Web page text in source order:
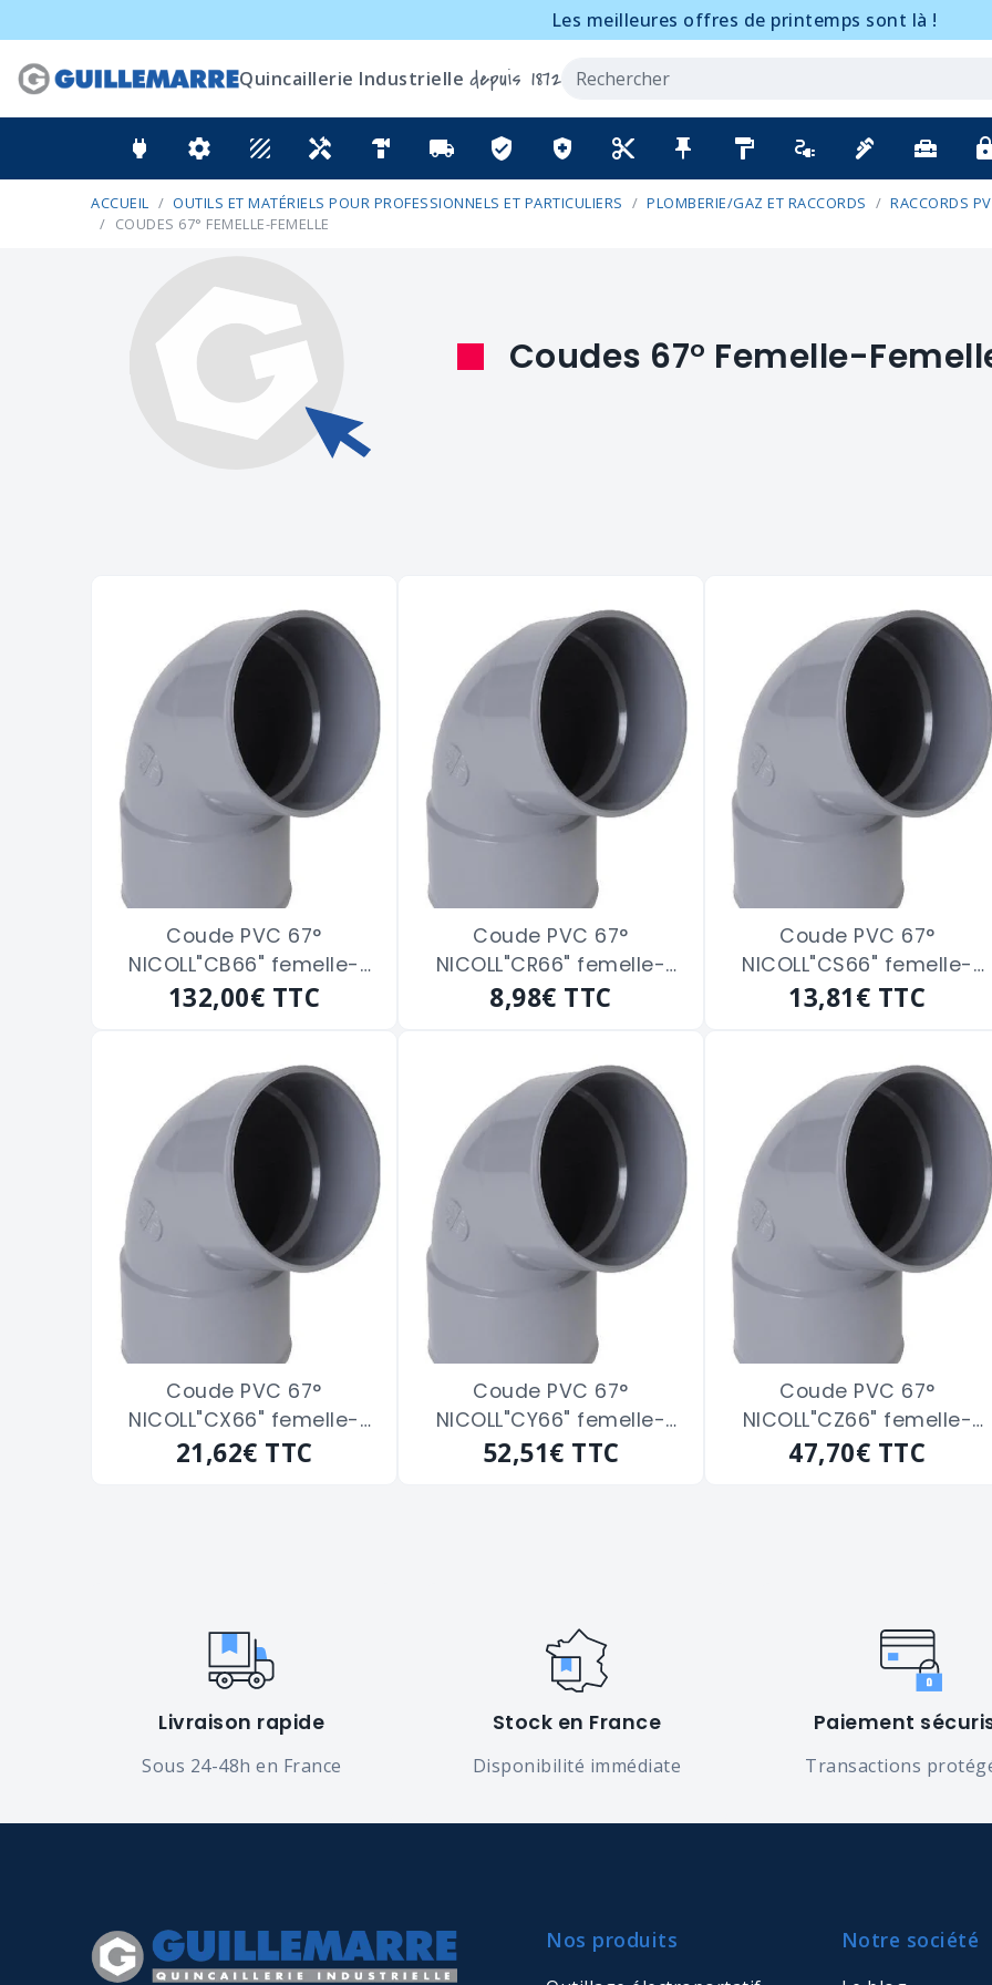
Les meilleures offres de printemps sont là !
Quincaillerie Industrielle depuis 1872
power settings texture handyman hardware local_shipping verified_user health_and_safety content_cut push_pin format_paint electrical_services plumbing home_repair_service
ACCUEIL OUTILS ET MATÉRIELS POUR PROFESSIONNELS ET PARTICULIERS PLOMBERIE/GAZ ET RACCORDS RACCORDS
COUDES 67° FEMELLE-FEMELLE
Coudes 67° Femelle-
Coude PVC 67°
NICOLL"CB66" femelle-
femelle de 200
132,00€ TTC
Coude PVC 67°
NICOLL"CR66" femelle-
femelle de 80
8,98€ TTC
Coude PVC 67°
NICOLL"CS66" femelle-
femelle de 90
13,81€ TTC
Coude PVC 67°
NICOLL"CX66" femelle-
femelle de 125
21,62€ TTC
Coude PVC 67°
NICOLL"CY66" femelle-
femelle de 140
52,51€ TTC
Coude PVC 67°
NICOLL"CZ66" femelle-
femelle de 160
47,70€ TTC
Livraison rapide
Sous 24-48h en France
Stock en France
Disponibilité immédiate
Paiement
Transactions
Nos produits Notre société